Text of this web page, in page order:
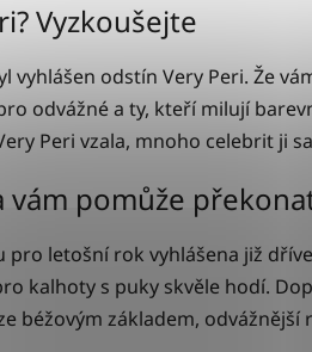
Vyzkoušejte
vyhlášen odstín Very Peri. Že
odvážné a ty, kteří milují
Peri vzala, mnoho celebrit ji
vám pomůže
pro letošní rok vyhlášena již
kalhoty s puky skvěle hodí.
béžovým základem,